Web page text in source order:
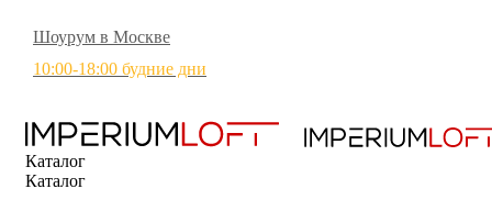
Шоурум в Москве
10:00-18:00 будние дни
Каталог
Каталог